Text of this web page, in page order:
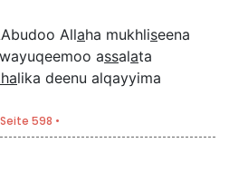
Allaha mukhliseena
assalata
lika deenu alqayyima
Seite 598 •